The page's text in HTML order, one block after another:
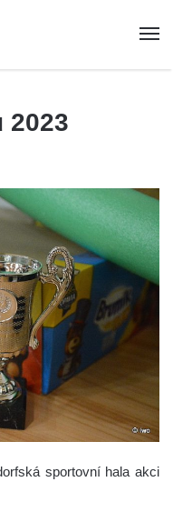
2023
sportovní hala akci